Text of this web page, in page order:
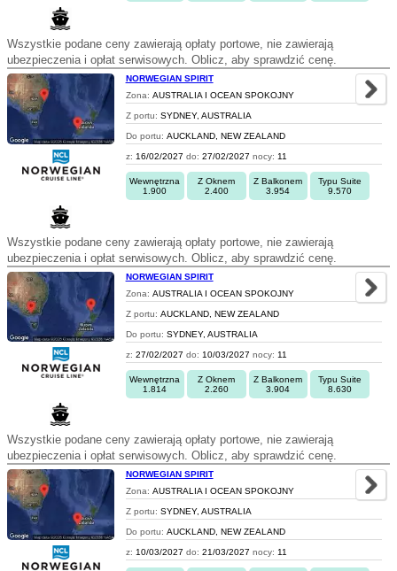
Wszystkie podane ceny zawierają opłaty portowe, nie zawierają
ubezpieczenia i opłat serwisowych. Oblicz, aby sprawdzić cenę.
NORWEGIAN SPIRIT
Zona: AUSTRALIA I OCEAN SPOKOJNY
Z portu: SYDNEY, AUSTRALIA
Do portu: AUCKLAND, NEW ZEALAND
z: 16/02/2027 do: 27/02/2027 nocy: 11
Wewnętrzna
1.900
Z Oknem
2.400
Z Balkonem
3.954
Typu Suite
9.570
Wszystkie podane ceny zawierają opłaty portowe, nie zawierają
ubezpieczenia i opłat serwisowych. Oblicz, aby sprawdzić cenę.
NORWEGIAN SPIRIT
Zona: AUSTRALIA I OCEAN SPOKOJNY
Z portu: AUCKLAND, NEW ZEALAND
Do portu: SYDNEY, AUSTRALIA
z: 27/02/2027 do: 10/03/2027 nocy: 11
Wewnętrzna
1.814
Z Oknem
2.260
Z Balkonem
3.904
Typu Suite
8.630
Wszystkie podane ceny zawierają opłaty portowe, nie zawierają
ubezpieczenia i opłat serwisowych. Oblicz, aby sprawdzić cenę.
NORWEGIAN SPIRIT
Zona: AUSTRALIA I OCEAN SPOKOJNY
Z portu: SYDNEY, AUSTRALIA
Do portu: AUCKLAND, NEW ZEALAND
z: 10/03/2027 do: 21/03/2027 nocy: 11